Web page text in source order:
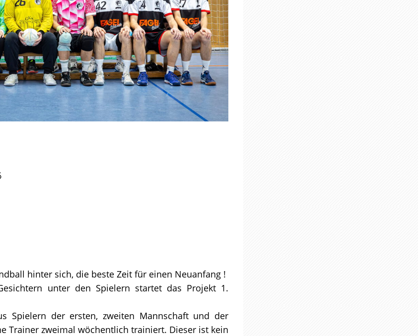
hinter sich, die beste Zeit für einen Neuanfang !
unter den Spielern startet das Projekt 1.
Spielern der ersten, zweiten Mannschaft und der
Trainer zweimal wöchentlich trainiert. Dieser ist kein